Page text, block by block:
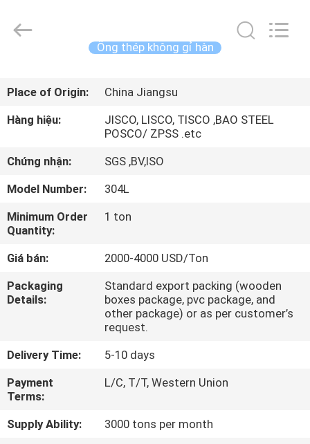
CHỦ
SẢN
PHẨM
VỀ
CHÚNG
TÔI
QUAN
MÁY
STEEL
INDUSTRIAL
Ống thép không gỉ hàn
Place of Origin:
China Jiangsu
Hàng hiệu:
JISCO, LISCO, TISCO ,BAO STEEL
POSCO/ ZPSS .etc
Chứng nhận:
SGS ,BV,ISO
Model Number:
304L
Minimum Order
Quantity:
1 ton
Giá bán:
2000-4000 USD/Ton
Packaging
Details:
Standard export packing (wooden
boxes package, pvc package, and
other package) or as per customer’s
request.
Delivery Time:
5-10 days
Payment
Terms:
L/C, T/T, Western Union
Supply Ability:
3000 tons per month